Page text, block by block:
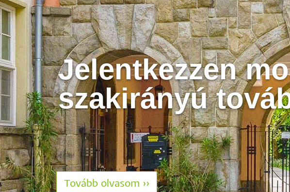
navigation
Jelentkezzen
szakirányú
Tovább olvasom ››